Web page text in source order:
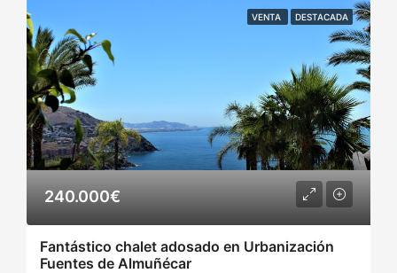
VENTA DESTACADA
240.000€
Fantástico chalet adosado en Urbanización
Fuentes de Almuñécar